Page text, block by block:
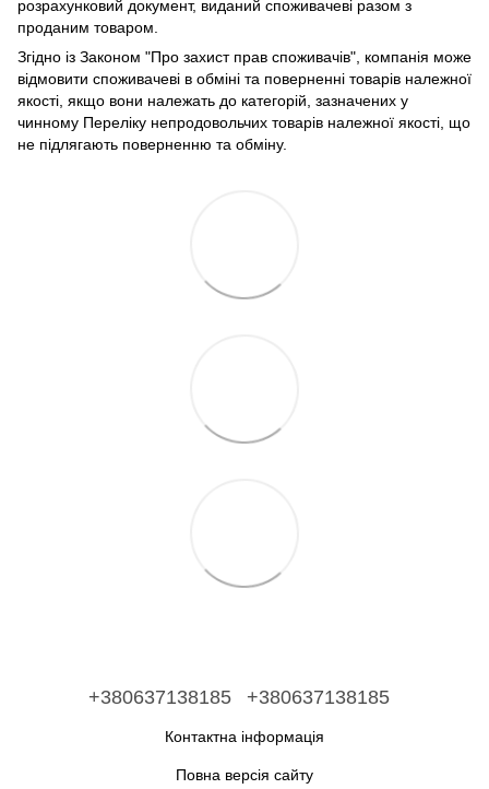
розрахунковий документ, виданий споживачеві разом з
проданим товаром.
Згідно із Законом "Про захист прав споживачів", компанія може
відмовити споживачеві в обміні та поверненні товарів належної
якості, якщо вони належать до категорій, зазначених у
чинному Переліку непродовольчих товарів належної якості, що
не підлягають поверненню та обміну.
+380637138185 +380637138185
Контактна інформація
Повна версія сайту